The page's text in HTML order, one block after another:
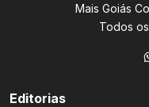
Mais Goiás
Todos
Editorias